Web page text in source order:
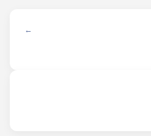
← ANTERIOR